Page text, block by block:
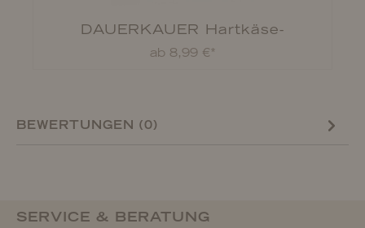
DAUERKAUER Hartkäse-
Kauknochen Blaubeere
ab 8,99 €*
BEWERTUNGEN (0)
SERVICE & BERATUNG